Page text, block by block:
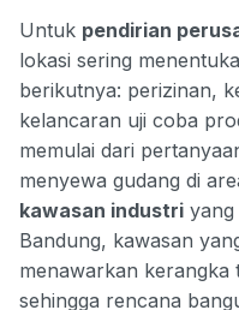
Untuk pendirian
lokasi sering
berikutnya: perizinan,
kelancaran uji coba
memulai dari
menyewa gudang di
kawasan industri yang
Bandung, kawasan
menawarkan kerangka
sehingga rencana